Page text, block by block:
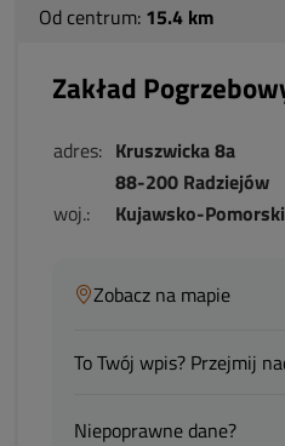
Od centrum: 15.4 km
Zakład
adres: Kruszwicka 8a
88-200 Radziejów
woj.:
Kujawsko-
Zobacz na mapie
To Twój wpis? Przejmij
Niepoprawne dane?